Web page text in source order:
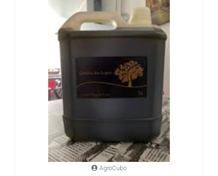
AgroCubo